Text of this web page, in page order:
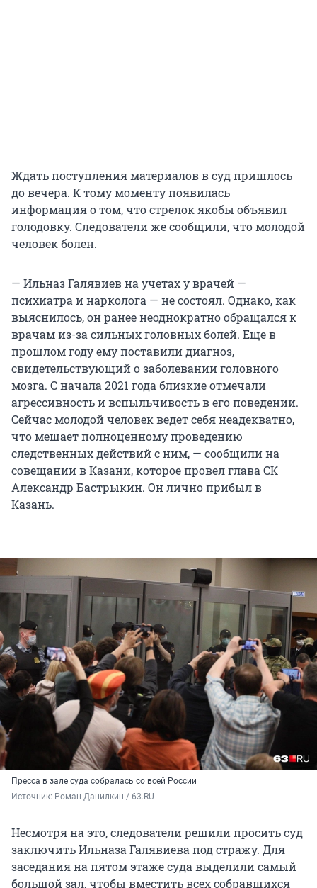
Ждать поступления материалов в суд пришлось
до вечера. К тому моменту появилась
информация о том, что стрелок якобы объявил
голодовку. Следователи же сообщили, что молодой
человек болен.
— Ильназ Галявиев на учетах у врачей —
психиатра и нарколога — не состоял. Однако, как
выяснилось, он ранее неоднократно обращался к
врачам из-за сильных головных болей. Еще в
прошлом году ему поставили диагноз,
свидетельствующий о заболевании головного
мозга. С начала 2021 года близкие отмечали
агрессивность и вспыльчивость в его поведении.
Сейчас молодой человек ведет себя неадекватно,
что мешает полноценному проведению
следственных действий с ним, — сообщили на
совещании в Казани, которое провел глава СК
Александр Бастрыкин. Он лично прибыл в
Казань.
Пресса в зале суда собралась со всей России
Источник: Роман Данилкин / 63.RU
Несмотря на это, следователи решили просить суд
заключить Ильназа Галявиева под стражу. Для
заседания на пятом этаже суда выделили самый
большой зал, чтобы вместить всех собравшихся